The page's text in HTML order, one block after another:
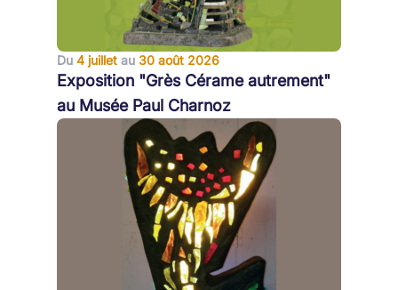
Du 4 juillet au 30 août 2026
Exposition "Grès Cérame autrement"
au Musée Paul Charnoz